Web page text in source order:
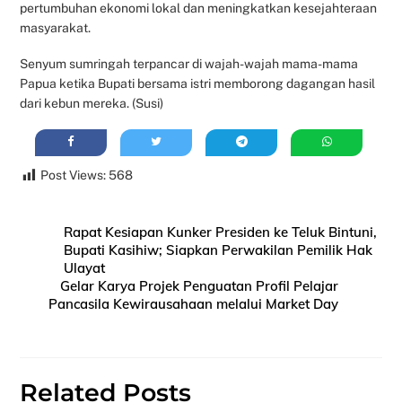
pertumbuhan ekonomi lokal dan meningkatkan kesejahteraan
masyarakat.
Senyum sumringah terpancar di wajah-wajah mama-mama
Papua ketika Bupati bersama istri memborong dagangan hasil
dari kebun mereka. (Susi)
Post Views: 568
Rapat Kesiapan Kunker Presiden ke Teluk Bintuni,
Bupati Kasihiw; Siapkan Perwakilan Pemilik Hak
Ulayat
Gelar Karya Projek Penguatan Profil Pelajar
Pancasila Kewirausahaan melalui Market Day
Related Posts